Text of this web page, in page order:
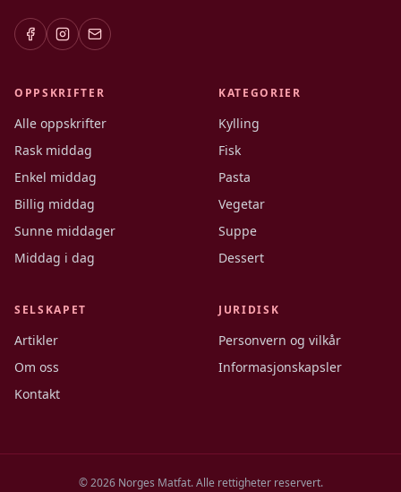
OPPSKRIFTER
Alle oppskrifter
Rask middag
Enkel middag
Billig middag
Sunne middager
Middag i dag
KATEGORIER
Kylling
Fisk
Pasta
Vegetar
Suppe
Dessert
SELSKAPET
Artikler
Om oss
Kontakt
JURIDISK
Personvern og vilkår
Informasjonskapsler
©2026Norges Matfat. Alle rettigheter reservert.